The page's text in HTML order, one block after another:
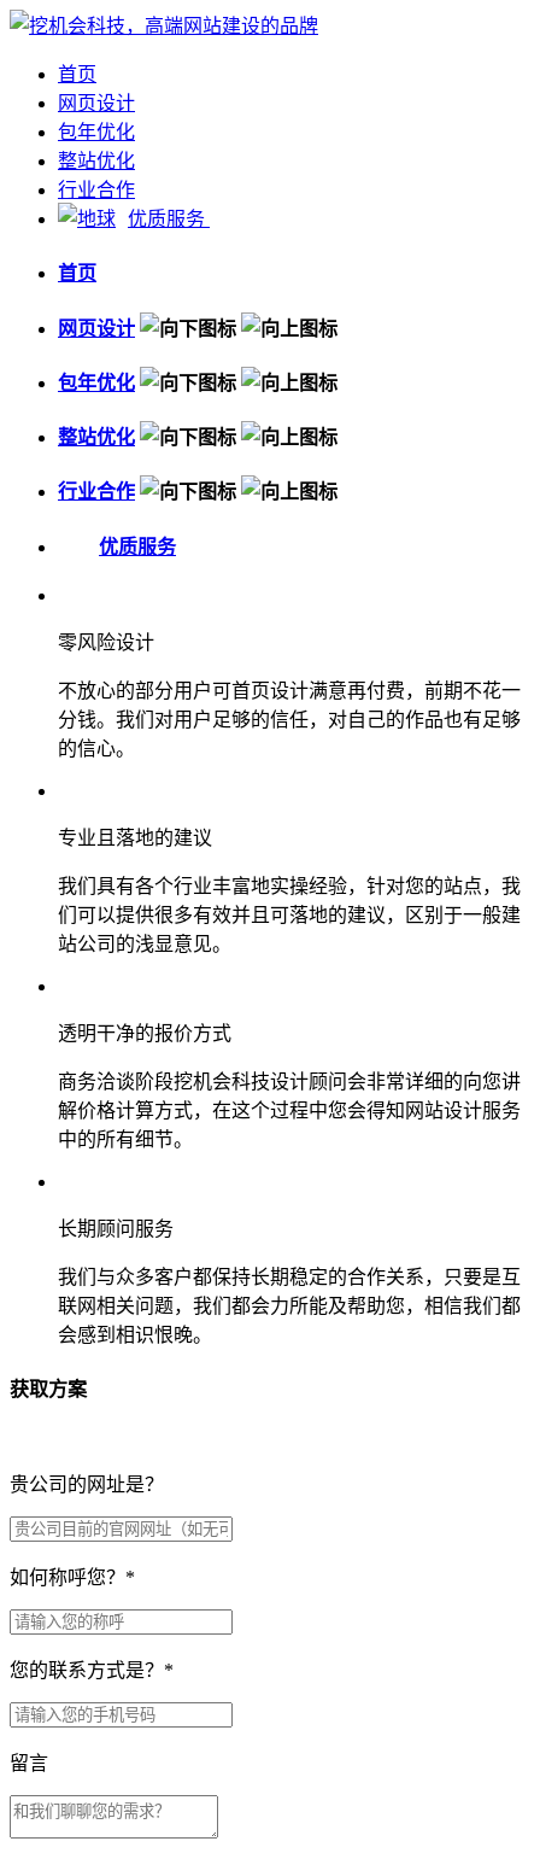
首页
网页设计
包年优化
整站优化
行业合作
优质服务
首页
网页设计
包年优化
整站优化
行业合作
优质服务
零风险设计
不放心的部分用户可首页设计满意再付费，前期不花一
分钱。我们对用户足够的信任，对自己的作品也有足够
的信心。
专业且落地的建议
我们具有各个行业丰富地实操经验，针对您的站点，我
们可以提供很多有效并且可落地的建议，区别于一般建
站公司的浅显意见。
透明干净的报价方式
商务洽谈阶段挖机会科技设计顾问会非常详细的向您讲
解价格计算方式，在这个过程中您会得知网站设计服务
中的所有细节。
长期顾问服务
我们与众多客户都保持长期稳定的合作关系，只要是互
联网相关问题，我们都会力所能及帮助您，相信我们都
会感到相识恨晚。
获取方案
贵公司的网址是？
如何称呼您？ *
您的联系方式是？ *
留言